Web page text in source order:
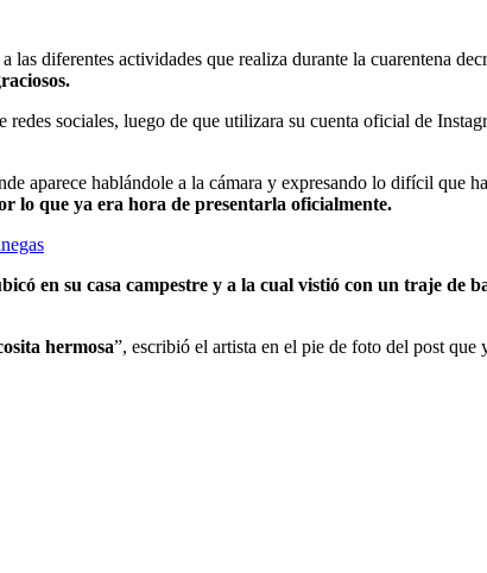
las diferentes actividades que realiza durante la cuarentena
sociales, luego de que utilizara su cuenta oficial de
aparece hablándole a la cámara y expresando lo difícil que
lo que ya era hora de presentarla oficialmente.
en su casa campestre y a la cual vistió con un traje de
hermosa”, escribió el artista en el pie de foto del post